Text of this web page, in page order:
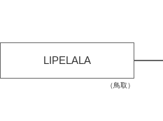
LIPELALA
（鳥取）